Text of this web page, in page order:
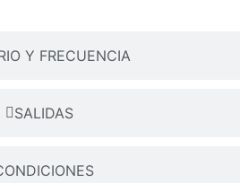
Y FRECUENCIA
SALIDAS